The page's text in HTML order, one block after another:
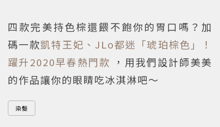
四款完美持色棕還餵不飽你的胃口嗎？加
碼一款凱特王妃、JLo都迷「琥珀棕色」！
躍升2020早春熱門款 ，用我們設計師美美
的作品讓你的眼睛吃冰淇淋吧～
染髮